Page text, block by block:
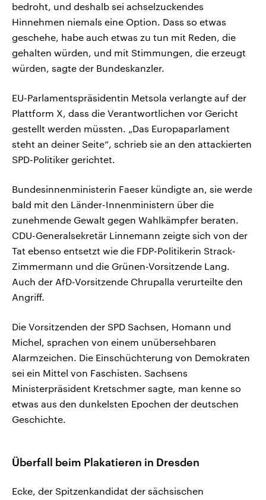
bedroht, und deshalb sei achselzuckendes
Hinnehmen niemals eine Option. Dass so etwas
geschehe, habe auch etwas zu tun mit Reden, die
gehalten würden, und mit Stimmungen, die erzeugt
würden, sagte der Bundeskanzler.
EU-Parlamentspräsidentin Metsola verlangte auf der
Plattform X, dass die Verantwortlichen vor Gericht
gestellt werden müssten. „Das Europaparlament
steht an deiner Seite“, schrieb sie an den attackierten
SPD-Politiker gerichtet.
Bundesinnenministerin Faeser kündigte an, sie werde
bald mit den Länder-Innenministern über die
zunehmende Gewalt gegen Wahlkämpfer beraten.
CDU-Generalsekretär Linnemann zeigte sich von der
Tat ebenso entsetzt wie die FDP-Politikerin Strack-
Zimmermann und die Grünen-Vorsitzende Lang.
Auch der AfD-Vorsitzende Chrupalla verurteilte den
Angriff.
Die Vorsitzenden der SPD Sachsen, Homann und
Michel, sprachen von einem unübersehbaren
Alarmzeichen. Die Einschüchterung von Demokraten
sei ein Mittel von Faschisten. Sachsens
Ministerpräsident Kretschmer sagte, man kenne so
etwas aus den dunkelsten Epochen der deutschen
Geschichte.
Überfall beim Plakatieren in Dresden
Ecke, der Spitzenkandidat der sächsischen